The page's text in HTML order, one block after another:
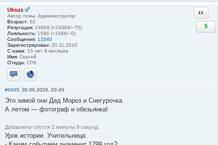
Uksus
Автор темы, Администратор
Возраст: 62
Репутация: 24909 (+24984/−75)
Лояльность: 1586 (+1586/−0)
Сообщения: 13340
Зарегистрирован: 20.11.2010
С нами: 15 лет 8 месяцев
Имя: Сергей
Откуда: СПб
Отправить личное сообщение
Сайт
5
#9405 30.06.2026, 03:45
Это зимой они Дед Мороз и Снегурочка.
А летом — фотограф и обезьянка!
Добавлено спустя 2 минуты 9 секунд:
Урок истории. Учительница: